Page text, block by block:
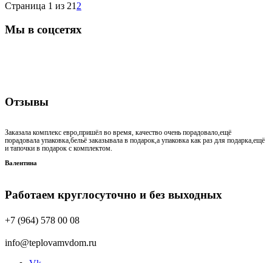
Страница 1 из 21 2
Мы в соцсетях
Отзывы
Заказала комплекс евро,пришёл во время, качество очень порадовало,ещё
порадовала упаковка,бельё заказывала в подарок,а упаковка как раз для подарка,ещё
и тапочки в подарок с комплектом.
Валентина
Работаем круглосуточно и без выходных
+7 (964) 578 00 08
info@teplovamvdom.ru